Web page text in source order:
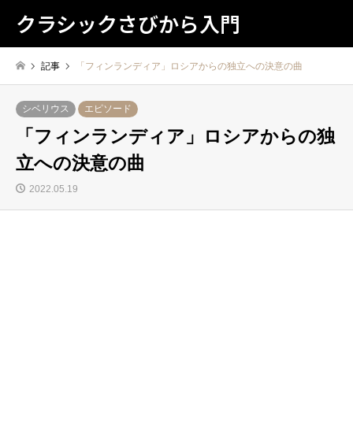
クラシックさびから入門
記事 「フィンランディア」ロシアからの独立への決意の曲
シベリウス エピソード
「フィンランディア」ロシアからの独
立への決意の曲
2022.05.19